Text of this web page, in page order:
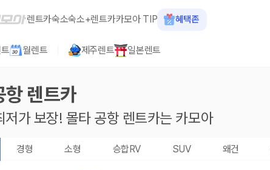
렌트카숙소숙소+렌트카카모아 TIP 혜택존
월렌트 제주렌트 일본렌트
항렌트카
가 보장! 몰타 공항 렌트카는 카모아
경형 소형 승합RV SUV 왜건